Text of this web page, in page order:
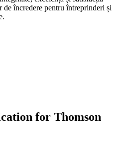
încredere pentru întreprinderi și
for Thomson